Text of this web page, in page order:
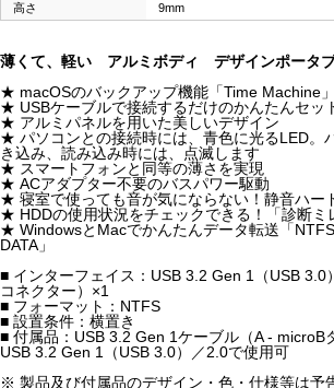
高さ
9mm
薄くて、軽い アルミボディ デザインポータ
★ macOSのバックアップ機能「Time Machine」
★ USBケーブルで接続するだけのかんたんセッ
★ アルミパネルを用いた美しいデザイン
★ パソコンとの接続時には、青色に光るLED。
き込み、読み込み時には、点滅します
★ スマートフォンと同等の薄さを実現
★ ACアダプター不要のバスパワー駆動
★ 寝室で使っても音が気にならない！静音ハー
★ HDDの使用状況をチェックできる！「診断ミ
★ WindowsとMacでかんたんデータ転送「
DATA」
■ インターフェイス：USB 3.2 Gen 1（USB 3.0
コネクター）×1
■ フォーマット：NTFS
■ 設置条件：横置き
■ 付属品：USB 3.2 Gen 1ケーブル（A -
USB 3.2 Gen 1（USB 3.0）／2.0で使用可
※ 製品及び付属品のデザイン・色・仕様等は予